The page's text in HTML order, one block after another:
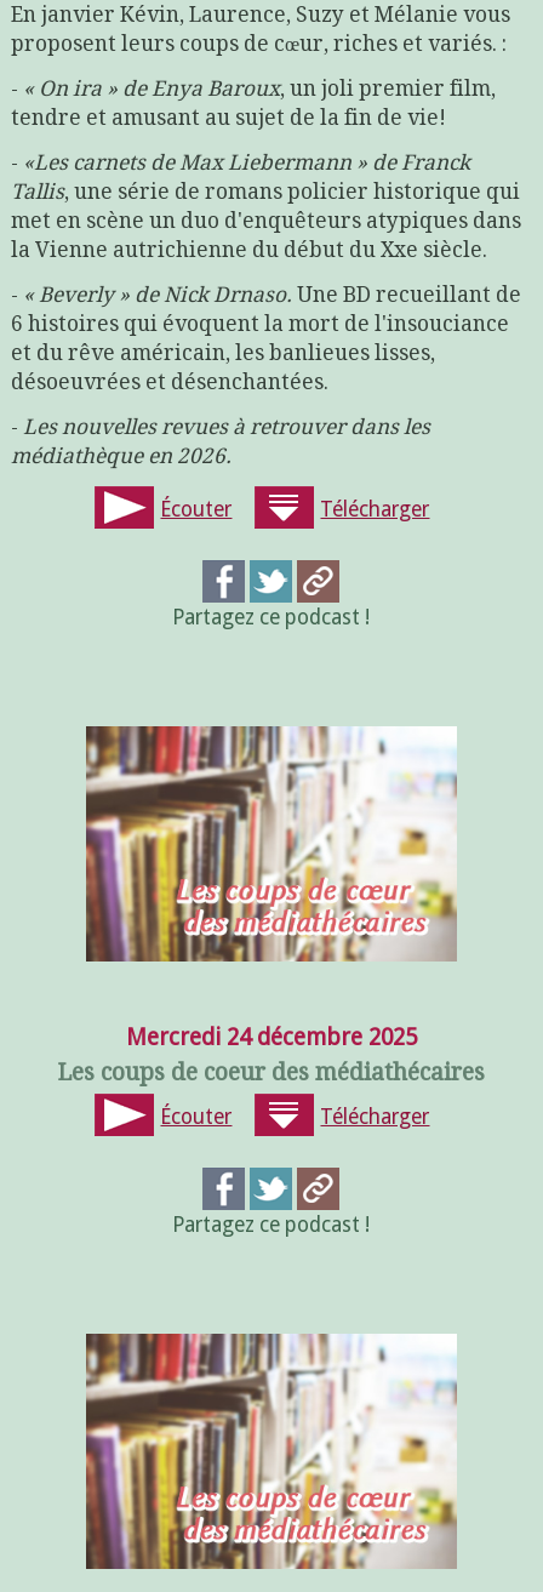
En janvier Kévin, Laurence, Suzy et Mélanie vous
proposent leurs coups de cœur, riches et variés. :
- « On ira » de Enya Baroux, un joli premier film,
tendre et amusant au sujet de la fin de vie!
- «Les carnets de Max Liebermann » de Franck
Tallis, une série de romans policier historique qui
met en scène un duo d'enquêteurs atypiques dans
la Vienne autrichienne du début du Xxe siècle.
- « Beverly » de Nick Drnaso. Une BD recueillant de
6 histoires qui évoquent la mort de l'insouciance
et du rêve américain, les banlieues lisses,
désoeuvrées et désenchantées.
- Les nouvelles revues à retrouver dans les
médiathèque en 2026.
Écouter Télécharger
Partagez ce podcast !
Mercredi 24 décembre 2025
Les coups de coeur des médiathécaires
Écouter Télécharger
Partagez ce podcast !